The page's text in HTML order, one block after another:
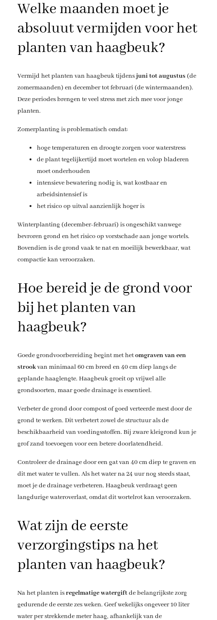
Welke maanden moet je
absoluut vermijden voor het
planten van haagbeuk?
Vermijd het planten van haagbeuk tijdensjuni tot augustus(de
zomermaanden) en december tot februari (de wintermaanden).
Deze periodes brengen te veel stress met zich mee voor jonge
planten.
Zomerplanting is problematisch omdat:
hoge temperaturen en droogte zorgen voor waterstress
de plant tegelijkertijd moet wortelen en volop bladeren
moet onderhouden
intensieve bewatering nodig is, wat kostbaar en
arbeidsintensief is
het risico op uitval aanzienlijk hoger is
Winterplanting (december-februari) is ongeschikt vanwege
bevroren grond en het risico op vorstschade aan jonge wortels.
Bovendien is de grond vaak te nat en moeilijk bewerkbaar, wat
compactie kan veroorzaken.
Hoe bereid je de grond voor
bij het planten van
haagbeuk?
Goede grondvoorbereiding begint met hetomgraven van een
strookvan minimaal 60 cm breed en 40 cm diep langs de
geplande haaglengte. Haagbeuk groeit op vrijwel alle
grondsoorten, maar goede drainage is essentieel.
Verbeter de grond door compost of goed verteerde mest door de
grond te werken. Dit verbetert zowel de structuur als de
beschikbaarheid van voedingsstoffen. Bij zware kleigrond kun je
grof zand toevoegen voor een betere doorlatendheid.
Controleer de drainage door een gat van 40 cm diep te graven en
dit met water te vullen. Als het water na 24 uur nog steeds staat,
moet je de drainage verbeteren. Haagbeuk verdraagt geen
langdurige wateroverlast, omdat dit wortelrot kan veroorzaken.
Wat zijn de eerste
verzorgingstips na het
planten van haagbeuk?
Na het planten isregelmatige watergiftde belangrijkste zorg
gedurende de eerste zes weken. Geef wekelijks ongeveer 10 liter
water per strekkende meter haag, afhankelijk van de